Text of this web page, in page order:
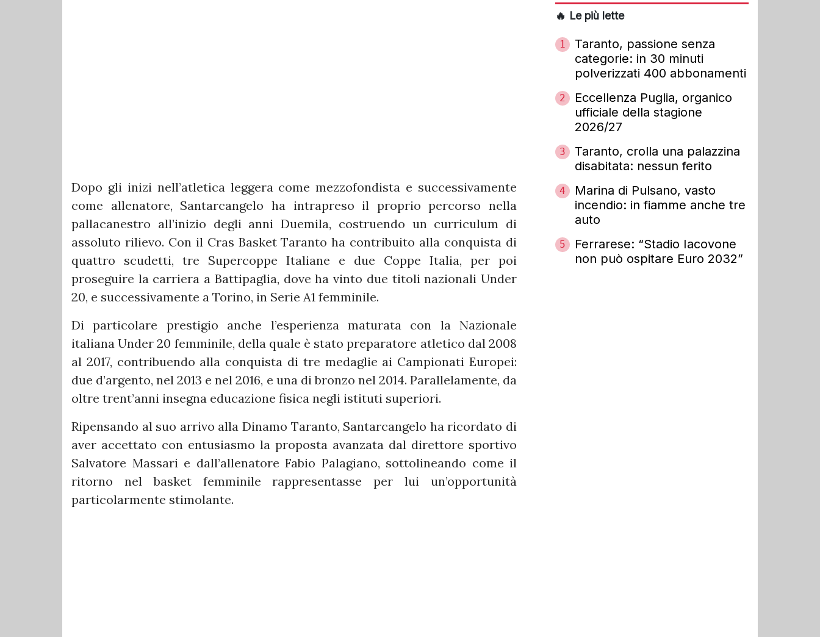
Dopo gli inizi nell’atletica leggera come mezzofondista e successivamente
come allenatore, Santarcangelo ha intrapreso il proprio percorso nella
pallacanestro all’inizio degli anni Duemila, costruendo un curriculum di
assoluto rilievo. Con il Cras Basket Taranto ha contribuito alla conquista di
quattro scudetti, tre Supercoppe Italiane e due Coppe Italia, per poi
proseguire la carriera a Battipaglia, dove ha vinto due titoli nazionali Under
20, e successivamente a Torino, in Serie A1 femminile.
Di particolare prestigio anche l’esperienza maturata con la Nazionale
italiana Under 20 femminile, della quale è stato preparatore atletico dal 2008
al 2017, contribuendo alla conquista di tre medaglie ai Campionati Europei:
due d’argento, nel 2013 e nel 2016, e una di bronzo nel 2014. Parallelamente, da
oltre trent’anni insegna educazione fisica negli istituti superiori.
Ripensando al suo arrivo alla Dinamo Taranto, Santarcangelo ha ricordato di
aver accettato con entusiasmo la proposta avanzata dal direttore sportivo
Salvatore Massari e dall’allenatore Fabio Palagiano, sottolineando come il
ritorno nel basket femminile rappresentasse per lui un’opportunità
particolarmente stimolante.
🔥 Le più lette
1
Taranto, passione senza
categorie: in 30 minuti
polverizzati 400 abbonamenti
2
Eccellenza Puglia, organico
ufficiale della stagione
2026/27
3
Taranto, crolla una palazzina
disabitata: nessun ferito
4
Marina di Pulsano, vasto
incendio: in fiamme anche tre
auto
5
Ferrarese: “Stadio Iacovone
non può ospitare Euro 2032”